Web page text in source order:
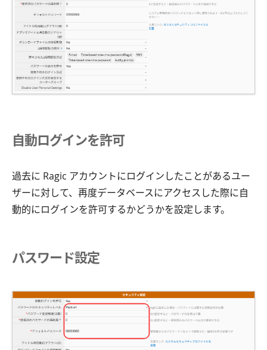
自動ログインを許可
過去に Ragic アカウントにログインしたことがあるユー
ザーに対して、再度データベースにアクセスした際に自
動的にログインを許可するかどうかを設定します。
パスワード設定